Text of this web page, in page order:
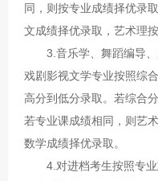
同，则按专业成绩择优录
文成绩择优录取，艺术理
3.音乐学、舞蹈编导
戏剧影视文学专业按照综
高分到低分录取。若综合
若专业课成绩相同，则艺
数学成绩择优录取。
4.对进档考生按照专